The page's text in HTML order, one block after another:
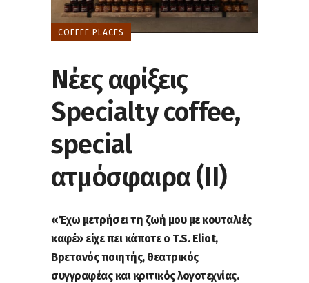
COFFEE PLACES
Νέες αφίξεις
Specialty coffee,
special
ατμόσφαιρα (II)
«Έχω μετρήσει τη ζωή μου με κουταλιές
καφέ» είχε πει κάποτε ο T.S. Eliot,
Βρετανός ποιητής, θεατρικός
συγγραφέας και κριτικός λογοτεχνίας.